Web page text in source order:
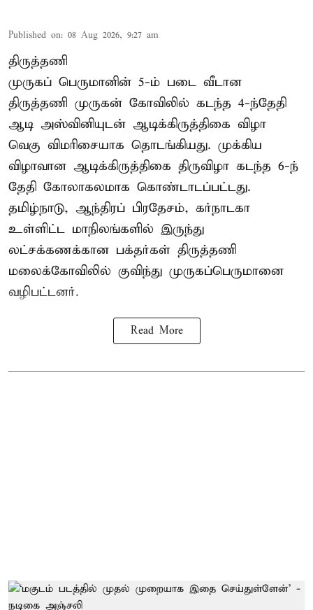
Published on: 08 Aug 2026, 9:27 am
திருத்தணி
முருகப் பெருமானின் 5-ம் படை வீடான
திருத்தணி முருகன் கோவிலில் கடந்த 4-ந்தேதி
ஆடி அஸ்வினியுடன் ஆடிக்கிருத்திகை விழா
வெகு விமரிசையாக தொடங்கியது. முக்கிய
விழாவான ஆடிக்கிருத்திகை திருவிழா கடந்த 6-ந்
தேதி கோலாகலமாக கொண்டாடப்பட்டது.
தமிழ்நாடு, ஆந்திரப் பிரதேசம், கர்நாடகா
உள்ளிட்ட மாநிலங்களில் இருந்து
லட்சக்கணக்கான பக்தர்கள் திருத்தணி
மலைக்கோவிலில் குவிந்து முருகப்பெருமானை
வழிபட்டனர்.
Read More